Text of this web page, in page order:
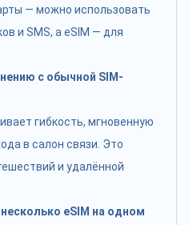
— можно использовать
и SMS, а eSIM — для
с обычной SIM-
гибкость, мгновенную
в салон связи. Это
и удалённой
eSIM на одном